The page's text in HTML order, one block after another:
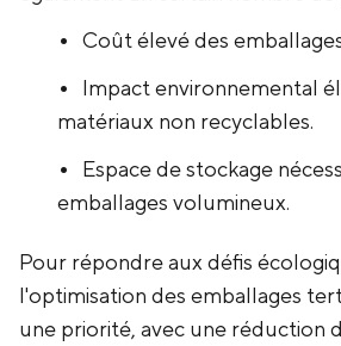
Coût élevé des
Impact environnemental
matériaux non recyclables.
Espace de stockage
emballages volumineux.
Pour répondre aux défis
l'optimisation des emballages
une priorité, avec une réduction